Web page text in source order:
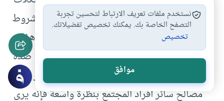
الشخصية والاجتماعية في ظروف معينة وبشروط
محددة لا تخل بحقوق أي طرف، وقد يزعج هذا
الأمر الكثير من النساء المتزوجات، وقد تقف ضده
الكثير من الجمعيات النسائية، ولكن من ينظر إلى
مصالح سائر أفراد المجتمع بنظرة واسعة فإنه يرى
نستخدم ملفات تعريف الارتباط لتحسين تجربة
التصفح الخاصة بك. يمكنك تخصيص تفضيلاتك.
تخصيص
موافق